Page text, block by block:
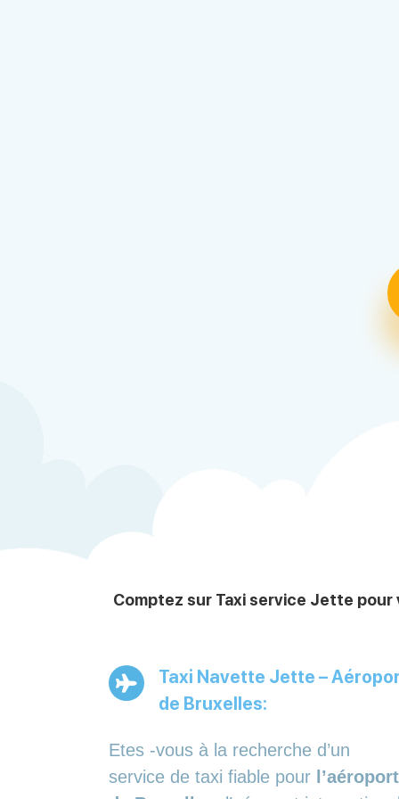
Comptez sur Taxi service Jette pour
Taxi Navette Jette –
de Bruxelles:
Etes -vous à la recherche d’un
service de taxi fiable pour l’aéroport